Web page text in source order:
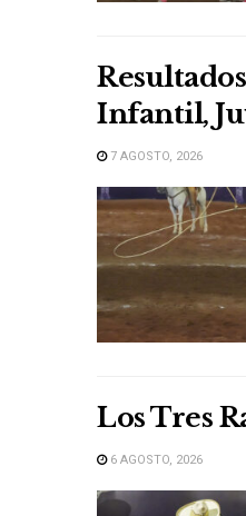
Infantil,
7 AGOSTO, 2026
Los Tres
6 AGOSTO, 2026